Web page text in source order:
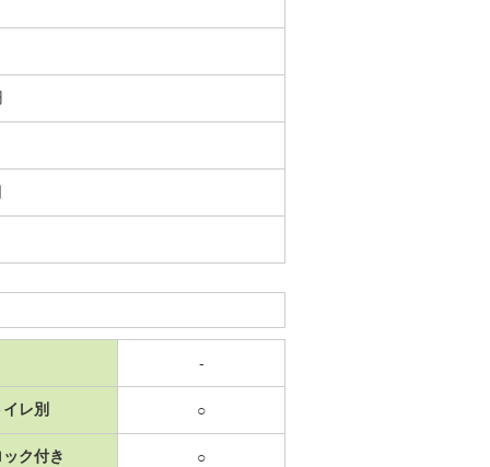
-
レ別 ○
ク付き ○